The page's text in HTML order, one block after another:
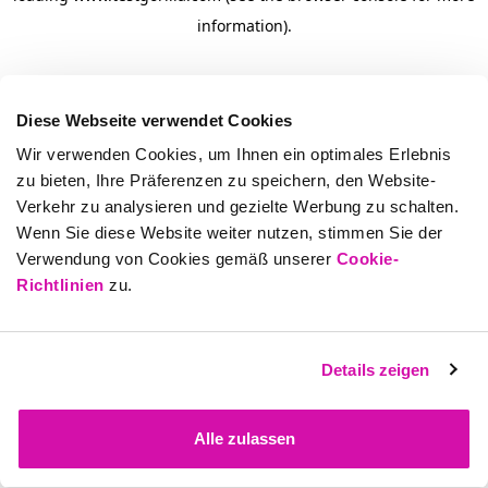
Diese Webseite verwendet Cookies
Wir verwenden Cookies, um Ihnen ein optimales Erlebnis
zu bieten, Ihre Präferenzen zu speichern, den Website-
Verkehr zu analysieren und gezielte Werbung zu schalten.
Wenn Sie diese Website weiter nutzen, stimmen Sie der
Verwendung von Cookies gemäß unserer Cookie-
Richtlinien zu.
Details zeigen
Alle zulassen
information).